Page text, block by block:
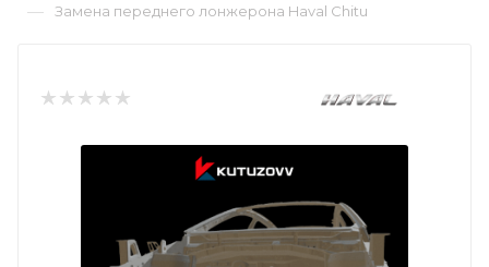
— Замена переднего лонжерона Haval Chitu